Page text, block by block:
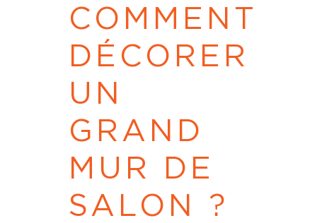
COMMENT
DÉCORER
UN
GRAND
MUR DE
SALON ?